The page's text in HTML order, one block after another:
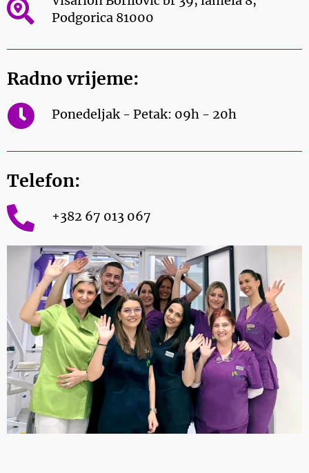
Podgorica 81000
Radno vrijeme:
Ponedeljak - Petak: 09h - 20h
Telefon:
+382 67 013 067